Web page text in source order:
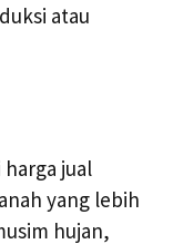
atau
jual
yang lebih
hujan,